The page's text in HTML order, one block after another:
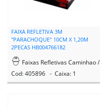
FAIXA REFLETIVA 3M
"PARACHOQUE" 10CM X 1,20M
2PECAS HB004766182
Faixas Refletivas Caminhao / Moto
Cod: 405896 - Caixa: 1